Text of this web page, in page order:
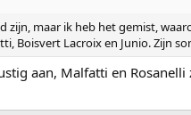
zijn, maar ik heb het gemist,
Boisvert Lacroix en Junio. Zijn
aan, Malfatti en